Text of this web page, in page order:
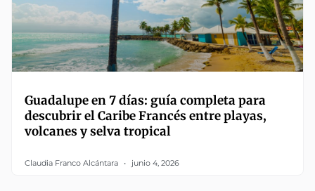
Guadalupe en 7 días: guía completa para
descubrir el Caribe Francés entre playas,
volcanes y selva tropical
Claudia Franco Alcántara junio 4, 2026